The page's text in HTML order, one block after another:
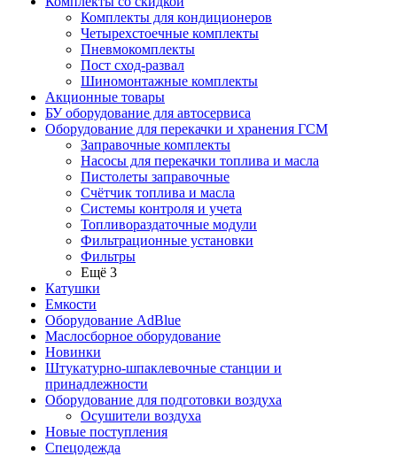
Комплекты для кондиционеров
Четырехстоечные комплекты
Пневмокомплекты
Пост сход-развал
Шиномонтажные комплекты
Акционные товары
БУ оборудование для автосервиса
Оборудование для перекачки и хранения ГСМ
Заправочные комплекты
Насосы для перекачки топлива и масла
Пистолеты заправочные
Счётчик топлива и масла
Системы контроля и учета
Топливораздаточные модули
Фильтрационные установки
Фильтры
Ещё 3
Катушки
Емкости
Оборудование AdBlue
Маслосборное оборудование
Новинки
Штукатурно-шпаклевочные станции и
принадлежности
Оборудование для подготовки воздуха
Осушители воздуха
Новые поступления
Спецодежда